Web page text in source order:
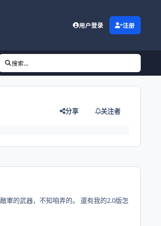
用户登录 注册
搜索...
分享 关注者
軍的武器，不知咱弄的。 還有我的2.0版怎